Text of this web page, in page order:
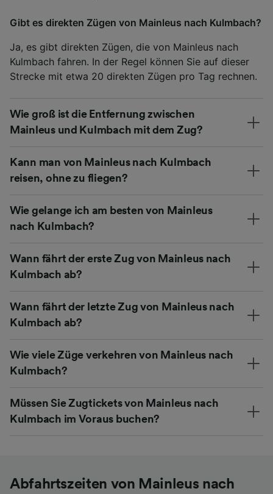
Gibt es direkten Zügen von Mainleus nach Kulmbach?
Ja, es gibt direkten Zügen, die von Mainleus nach
Kulmbach fahren. In der Regel können Sie auf dieser
Strecke mit etwa 20 direkten Zügen pro Tag rechnen.
Wie groß ist die Entfernung zwischen
Mainleus und Kulmbach mit dem Zug?
Kann man von Mainleus nach Kulmbach
reisen, ohne zu fliegen?
Wie gelange ich am besten von Mainleus
nach Kulmbach?
Wann fährt der erste Zug von Mainleus nach
Kulmbach ab?
Wann fährt der letzte Zug von Mainleus nach
Kulmbach ab?
Wie viele Züge verkehren von Mainleus nach
Kulmbach?
Müssen Sie Zugtickets von Mainleus nach
Kulmbach im Voraus buchen?
Abfahrtszeiten von Mainleus nach